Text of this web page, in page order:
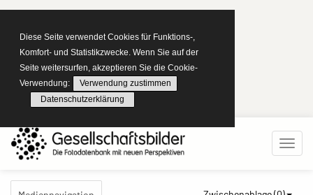
Diese Seite verwendet Cookies für Funktions-,
Komfort- und Statistikzwecke. Wenn Sie auf der
Seite weitersurfen, akzeptieren Sie die Cookie-
Verwendung:
Verwendung zustimmen
Datenschutzerklärung